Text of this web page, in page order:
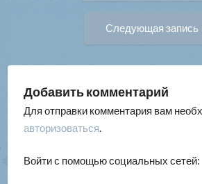
записям
Следующая запись
Добавить комментарий
Для отправки комментария вам
авторизоваться.
Войти с помощью социальных сетей: